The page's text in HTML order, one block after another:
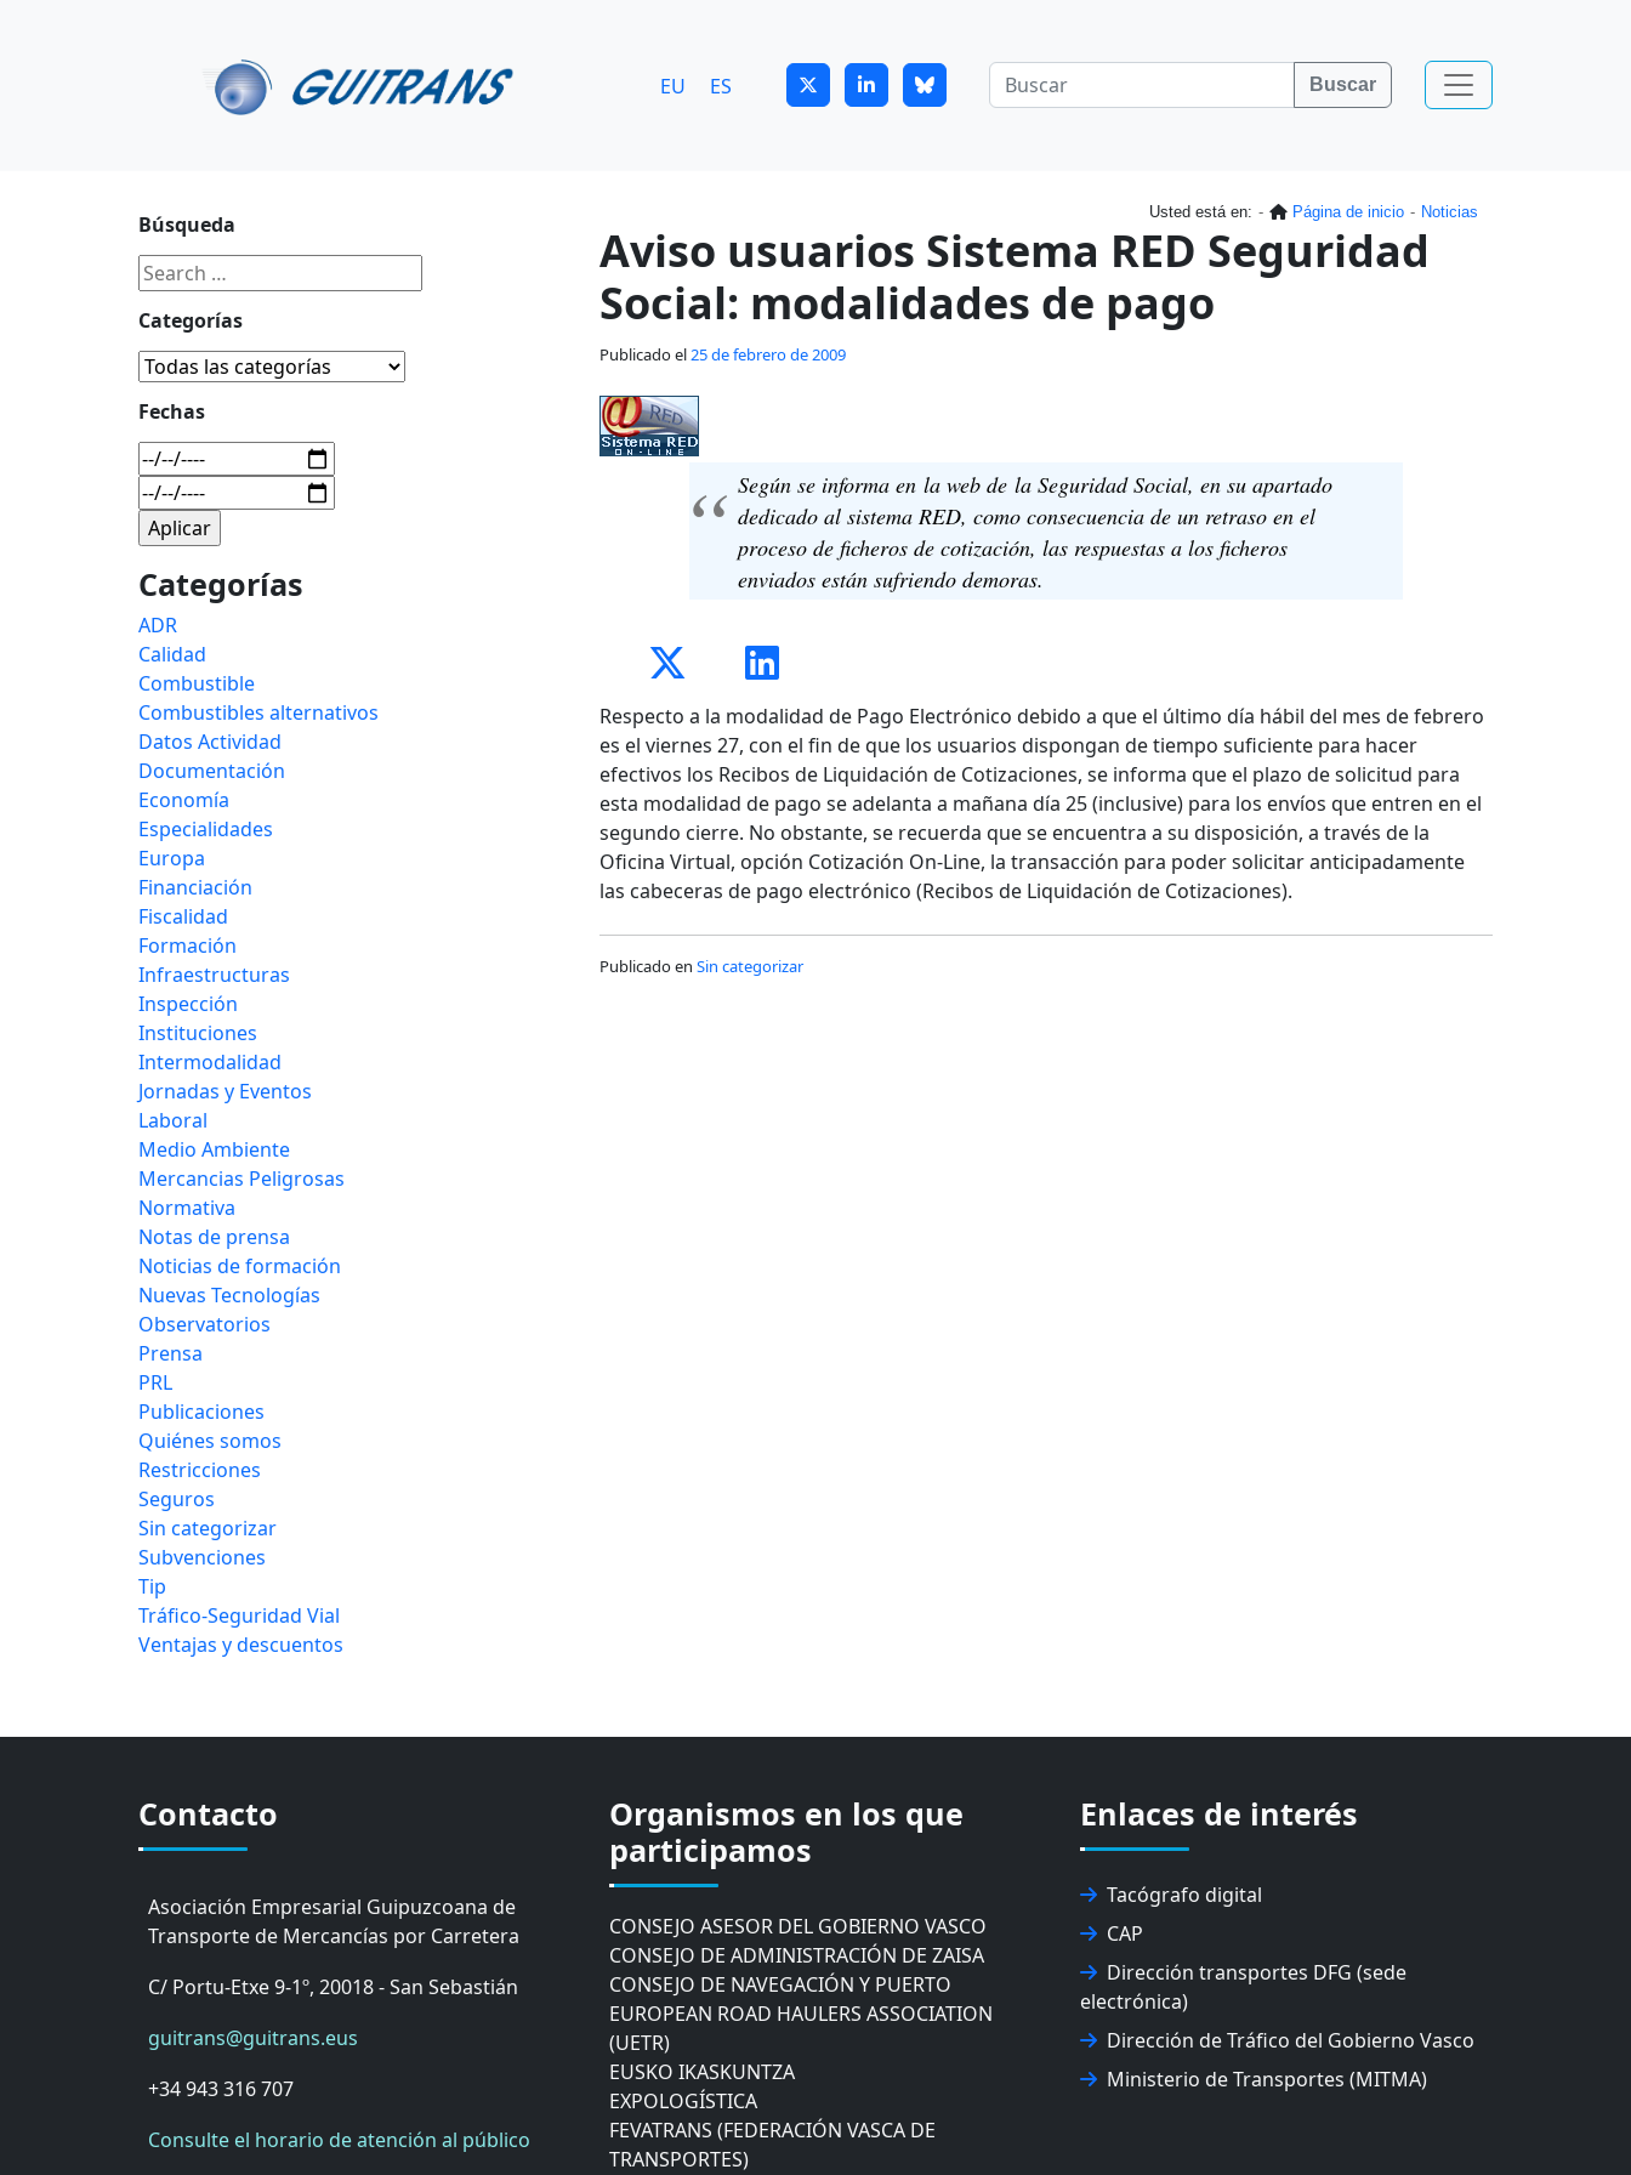
EU ES Buscar
Usted está en: Página de inicio Noticias
Aviso usuarios Sistema RED Seguridad
Social: modalidades de pago
Publicado el25 de febrero de 2009
Según se informa en la web de la Seguridad Social, en su apartado
dedicado al sistema RED, como consecuencia de un retraso en el
proceso de ficheros de cotización, las respuestas a los ficheros
enviados están sufriendo demoras.
Respecto a la modalidad de Pago Electrónico debido a que el último día hábil del mes de febrero
es el viernes 27, con el fin de que los usuarios dispongan de tiempo suficiente para hacer
efectivos los Recibos de Liquidación de Cotizaciones, se informa que el plazo de solicitud para
esta modalidad de pago se adelanta a mañana día 25 (inclusive) para los envíos que entren en el
segundo cierre. No obstante, se recuerda que se encuentra a su disposición, a través de la
Oficina Virtual, opción Cotización On-Line, la transacción para poder solicitar anticipadamente
las cabeceras de pago electrónico (Recibos de Liquidación de Cotizaciones).
Publicado en Sin categorizar
Búsqueda
Categorías
Fechas
Categorías
ADR
Calidad
Combustible
Combustibles alternativos
Datos Actividad
Documentación
Economía
Especialidades
Europa
Financiación
Fiscalidad
Formación
Infraestructuras
Inspección
Instituciones
Intermodalidad
Jornadas y Eventos
Laboral
Medio Ambiente
Mercancias Peligrosas
Normativa
Notas de prensa
Noticias de formación
Nuevas Tecnologías
Observatorios
Prensa
PRL
Publicaciones
Quiénes somos
Restricciones
Seguros
Sin categorizar
Subvenciones
Tip
Tráfico-Seguridad Vial
Ventajas y descuentos
Contacto
Asociación Empresarial Guipuzcoana de
Transporte de Mercancías por Carretera
C/ Portu-Etxe 9-1º, 20018 - San Sebastián
guitrans@guitrans.eus
+34 943 316 707
Consulte el horario de atención al público
Organismos en los que
participamos
CÁMARA DE COMERCIO DE GIPUZKOA
COMISIÓN ASESORA DE MOVILIDAD DEL
AYUNTAMIENTO DE DONOSTIA
COMITÉ DE INSPECCION DE GIPUZKOA
CONSEJO ASESOR DEL GOBIERNO VASCO
CONSEJO DE ADMINISTRACIÓN DE ZAISA
CONSEJO DE NAVEGACIÓN Y PUERTO
EUROPEAN ROAD HAULERS ASSOCIATION
(UETR)
EUSKO IKASKUNTZA
EXPOLOGÍSTICA
FEVATRANS (FEDERACIÓN VASCA DE
TRANSPORTES)
Enlaces de interés
Tacógrafo digital
CAP
Dirección transportes DFG (sede
electrónica)
Dirección de Tráfico del Gobierno Vasco
Ministerio de Transportes (MITMA)